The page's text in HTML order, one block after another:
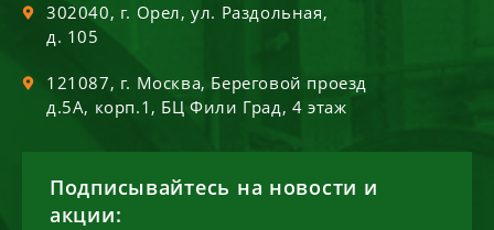
302040, г. Орел,ул. Раздольная,
д. 105
121087, г. Москва, Береговой проезд
д.5А, корп.1, БЦ Фили Град, 4 этаж
Подписывайтесь на новости и
акции: